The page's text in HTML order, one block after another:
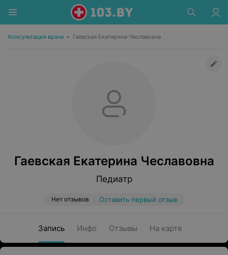
Консультация врача • Гаевская Екатерина Чеславовна
Гаевская Екатерина Чеславовна
Педиатр
Нет отзывов Оставить первый отзыв
Запись Инфо Отзывы На карте